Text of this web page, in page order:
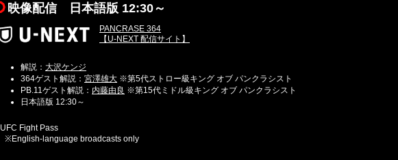
映像配信 日本語版 12:30～
PANCRASE 364
【U-NEXT 配信サイト】
解説： 大沢ケンジ
364ゲスト解説： 宮澤雄大 ※第5代ストロー級キング オブ パンクラシスト
PB.11ゲスト解説： 内藤由良 ※第15代ミドル級キング オブ パンクラシスト
日本語版 12:30～
UFC Fight Pass
※English-language broadcasts only